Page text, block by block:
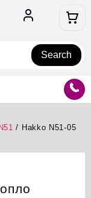
Search
/ Hakko N51-05